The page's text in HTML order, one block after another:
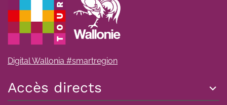
Digital Wallonia #smartregion
Accès directs